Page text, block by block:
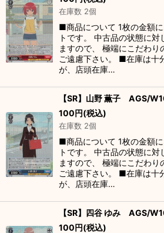
在庫数 2個
■商品について 1枚の金額
トです。 中古品の状態に対
ますので、 極端にこだわり
ご遠慮下さい。 ■在庫は十
が、店頭在庫…
【SR】山野 薫子 AGS/
100円(税込)
在庫数 2個
■商品について 1枚の金額
トです。 中古品の状態に対
ますので、 極端にこだわり
ご遠慮下さい。 ■在庫は十
が、店頭在庫…
【SR】四谷 ゆみ AGS/
100円(税込)